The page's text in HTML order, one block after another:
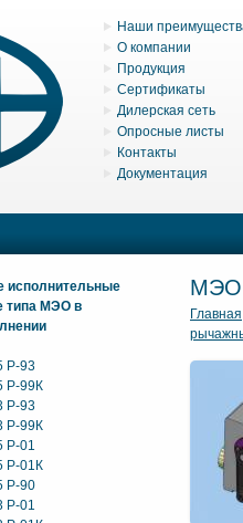
Наши
О компании
Продукция
Сертификаты
Дилерская сеть
Опросные листы
Контакты
Документация
исполнительные
типа МЭО в
Р-93
Р-99К
Р-93
Р-99К
Р-01
Р-01К
Р-90
Р-01
МЭО
Главная